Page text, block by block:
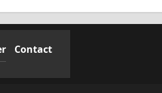
Contact